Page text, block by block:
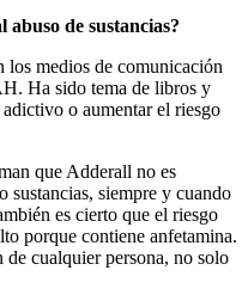
de sustancias?
los medios de comunicación
Ha sido tema de libros y
o aumentar el riesgo
que Adderall no es
sustancias, siempre y cuando
es cierto que el riesgo
porque contiene anfetamina.
de cualquier persona, no solo